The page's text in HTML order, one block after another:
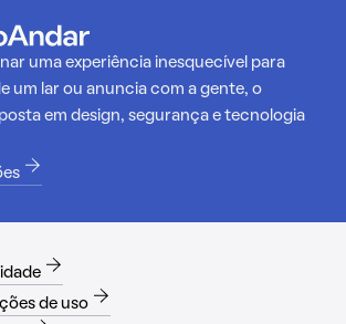
uma experiência inesquecível para
um lar ou anuncia com a gente, o
em design, segurança e tecnologia
de uso